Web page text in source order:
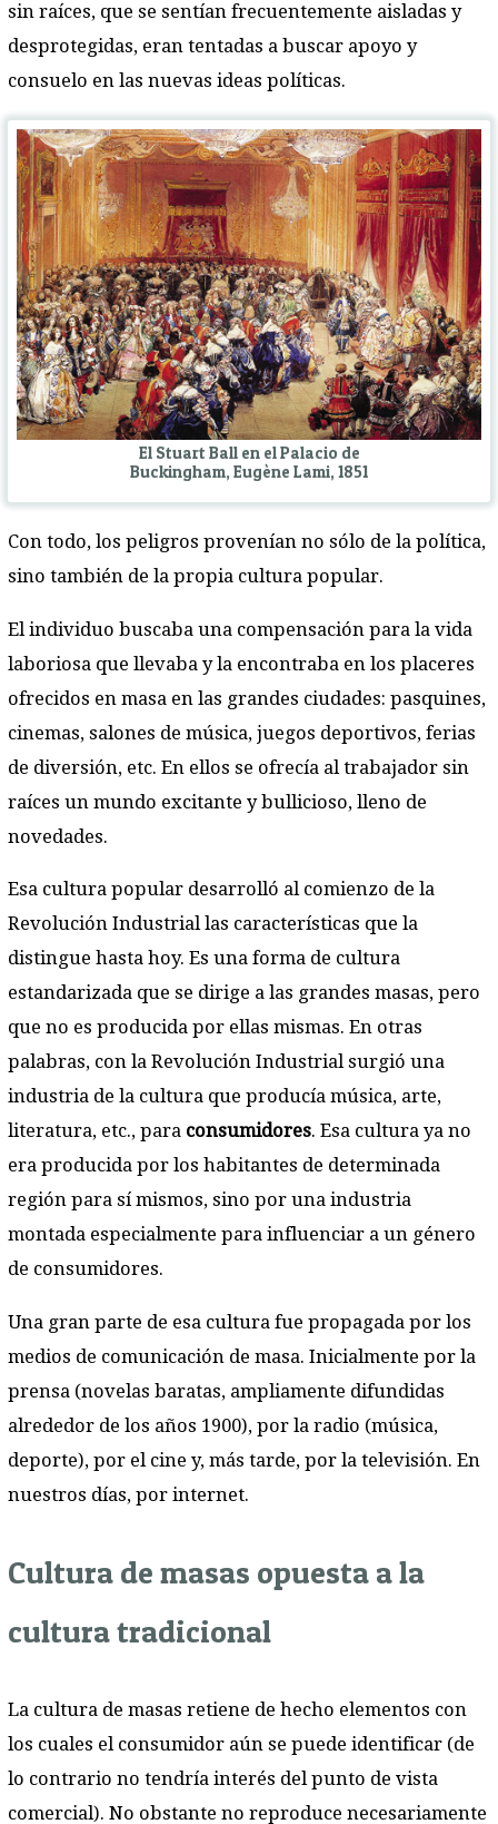
sin raíces, que se sentían frecuentemente aisladas y
desprotegidas, eran tentadas a buscar apoyo y
consuelo en las nuevas ideas políticas.
El Stuart Ball en el Palacio de
Buckingham, Eugène Lami, 1851
Con todo, los peligros provenían no sólo de la política,
sino también de la propia cultura popular.
El individuo buscaba una compensación para la vida
laboriosa que llevaba y la encontraba en los placeres
ofrecidos en masa en las grandes ciudades: pasquines,
cinemas, salones de música, juegos deportivos, ferias
de diversión, etc. En ellos se ofrecía al trabajador sin
raíces un mundo excitante y bullicioso, lleno de
novedades.
Esa cultura popular desarrolló al comienzo de la
Revolución Industrial las características que la
distingue hasta hoy. Es una forma de cultura
estandarizada que se dirige a las grandes masas, pero
que no es producida por ellas mismas. En otras
palabras, con la Revolución Industrial surgió una
industria de la cultura que producía música, arte,
literatura, etc., para consumidores. Esa cultura ya no
era producida por los habitantes de determinada
región para sí mismos, sino por una industria
montada especialmente para influenciar a un género
de consumidores.
Una gran parte de esa cultura fue propagada por los
medios de comunicación de masa. Inicialmente por la
prensa (novelas baratas, ampliamente difundidas
alrededor de los años 1900), por la radio (música,
deporte), por el cine y, más tarde, por la televisión. En
nuestros días, por internet.
Cultura de masas opuesta a la
cultura tradicional
La cultura de masas retiene de hecho elementos con
los cuales el consumidor aún se puede identificar (de
lo contrario no tendría interés del punto de vista
comercial). No obstante no reproduce necesariamente